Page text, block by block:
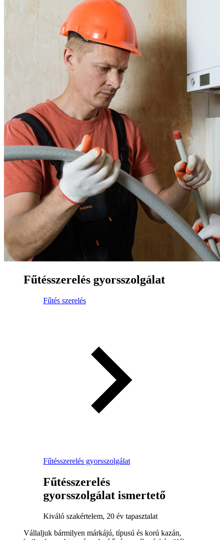
Fűtésszerelés gyorsszolgálat
Fűtés szerelés
Fűtésszerelés gyorsszolgálat
Fűtésszerelés
gyorsszolgálat ismertető
Kiváló szakértelem, 20 év tapasztalat
Vállaljuk bármilyen márkájú, típusú és korú kazán,